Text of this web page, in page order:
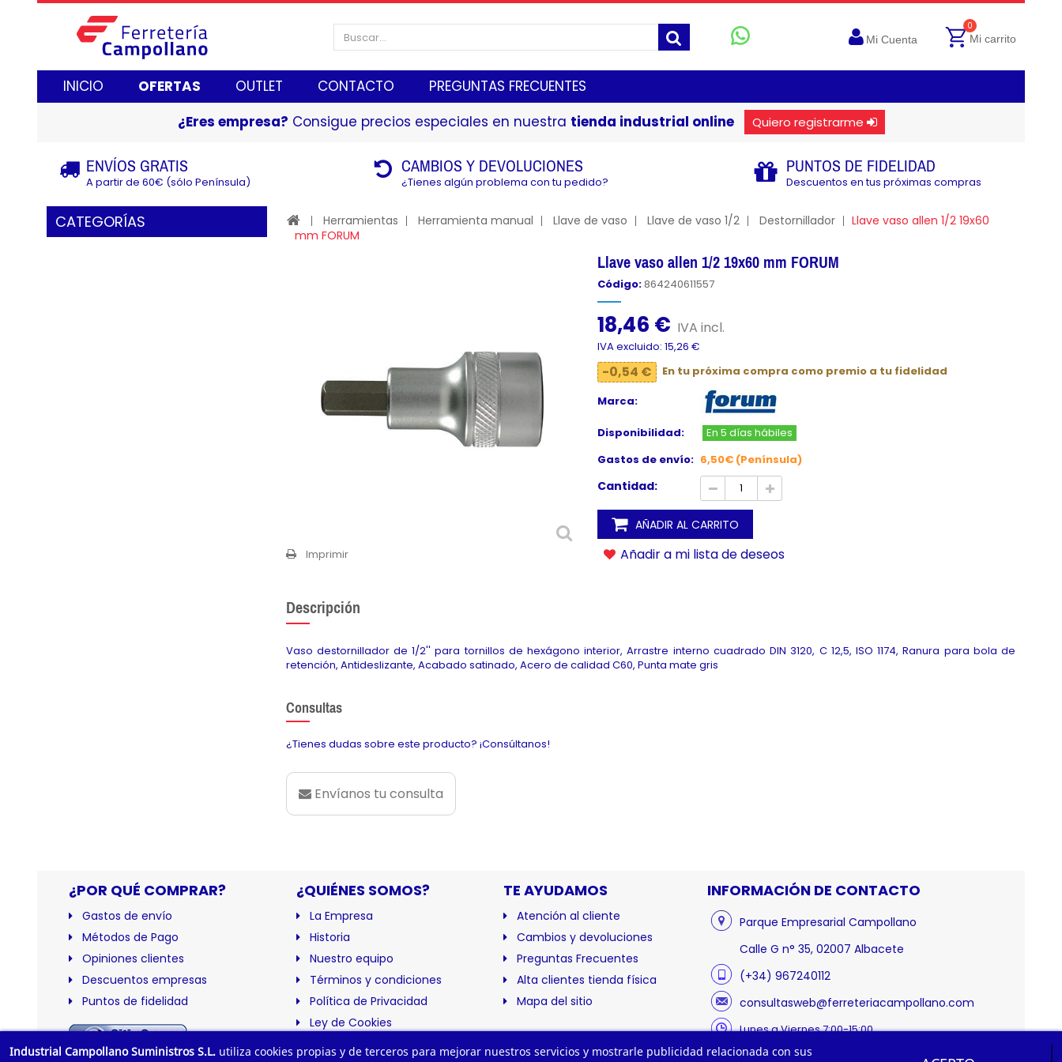
INICIO OFERTAS OUTLET CONTACTO PREGUNTAS FRECUENTES
Mi Cuenta
0
Mi carrito
¿Eres empresa? Consigue precios especiales en nuestra tienda industrial online Quiero registrarme
ENVÍOS GRATIS
A partir de 60€ (sólo Península)
CAMBIOS Y DEVOLUCIONES
¿Tienes algún problema con tu pedido?
PUNTOS DE FIDELIDAD
Descuentos en tus próximas compras
CATEGORÍAS Herramientas Herramienta manual Llave de vaso Llave de vaso 1/2 Destornillador
Llave vaso allen 1/2 19x60
mm FORUM
Imprimir
Llave vaso allen 1/2 19x60 mm FORUM
Código: 864240611557
18,46 € IVA incl.
IVA excluido: 15,26 €
-0,54 € En tu próxima compra como premio a tu fidelidad
Marca:
Disponibilidad:
En 5 días hábiles
Gastos de envío: 6,50€ (Península)
Cantidad:
AÑADIR AL CARRITO
Añadir a mi lista de deseos
Descripción
Vaso destornillador de 1/2'' para tornillos de hexágono interior, Arrastre interno cuadrado DIN 3120, C 12,5, ISO 1174, Ranura para bola de
retención, Antideslizante, Acabado satinado, Acero de calidad C60, Punta mate gris
Consultas
¿Tienes dudas sobre este producto? ¡Consúltanos!
Envíanos tu consulta
¿POR QUÉ COMPRAR?
Gastos de envío
Métodos de Pago
Opiniones clientes
Descuentos empresas
Puntos de fidelidad
¿QUIÉNES SOMOS?
La Empresa
Historia
Nuestro equipo
Términos y condiciones
Política de Privacidad
Ley de Cookies
Certificación
TE AYUDAMOS
Atención al cliente
Cambios y devoluciones
Preguntas Frecuentes
Alta clientes tienda física
Mapa del sitio
INFORMACIÓN DE CONTACTO
Parque Empresarial Campollano
Calle G n° 35, 02007 Albacete
(+34) 967240112
consultasweb@ferreteriacampollano.com
Lunes a Viernes 7:00-15:00
Industrial Campollano Suministros S.L. utiliza cookies propias y de terceros para mejorar nuestros servicios y mostrarle publicidad relacionada con sus